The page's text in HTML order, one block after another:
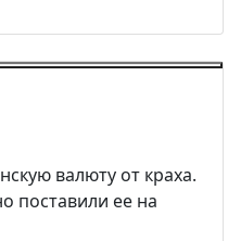
валюту от краха.
поставили ее на